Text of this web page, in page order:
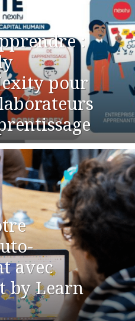
:
pour
avec
by Learn